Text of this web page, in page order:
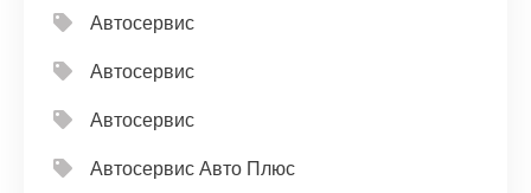
Автосервис
Автосервис
Автосервис
Автосервис Авто Плюс